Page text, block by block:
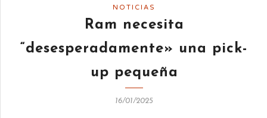
NOTICIAS
Ram necesita
“desesperadamente» una pick-
up pequeña
16/01/2025